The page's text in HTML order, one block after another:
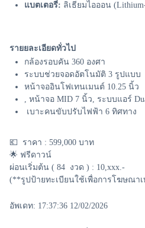
แบตเตอรี่: ลิเธียมไอออน
รายยละเอียดทั่วไป
กล้องรอบคัน 360 องศา
ระบบช่วยจอดอัตโนมัติ 3 รูปแบบ
หน้าจออินโฟเทนเมนต์ 10.25 นิ้ว
, หน้าจอ MID 7 นิ้ว, ระบบแอร์
เบาะคนขับปรับไฟฟ้า 6 ทิศทาง
💶 ราคา : 599,000 บาท
🌟 ฟรีดาวน์
ผ่อนเริ่มต้น ( 84 งวด ) : 10,xxx.-
(**รูปป้ายทะเบียนใช้เพื่อการโฆษณา
อัพเดท: 17:37:36 12/02/2026